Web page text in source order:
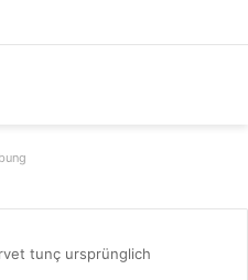
tunç ursprünglich